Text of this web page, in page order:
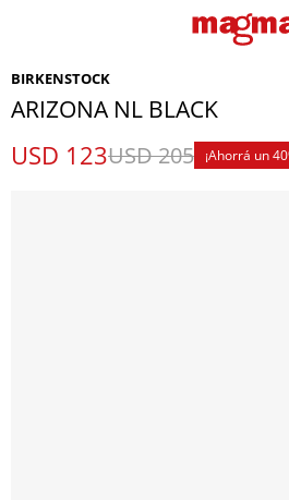
BIRKENSTOCK
ARIZONA NL BLACK
USD 123USD205 40